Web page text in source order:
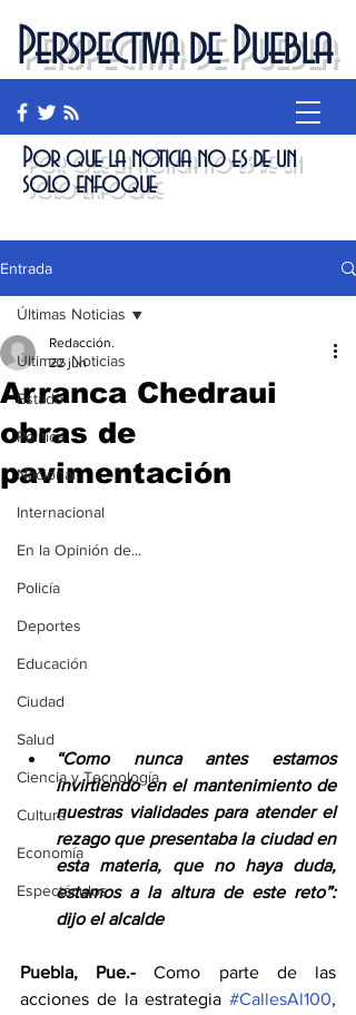
Perspectiva de Puebla
Por que la noticia no es de un
solo enfoque
Entrada
Últimas Noticias
Estado
Política
Nacional
Internacional
En la Opinión de...
Policía
Deportes
Educación
Ciudad
Salud
Ciencia y Tecnología
Cultura
Economía
Espectáculos
Últimas Noticias
Arranca Chedraui
obras de
pavimentación
Redacción.
22 jun
“Como nunca antes estamos
invirtiendo en el mantenimiento de
nuestras vialidades para atender el
rezago que presentaba la ciudad en
esta materia, que no haya duda,
estamos a la altura de este reto”:
dijo el alcalde
Puebla, Pue.- Como parte de las
acciones de la estrategia #CallesAl100,